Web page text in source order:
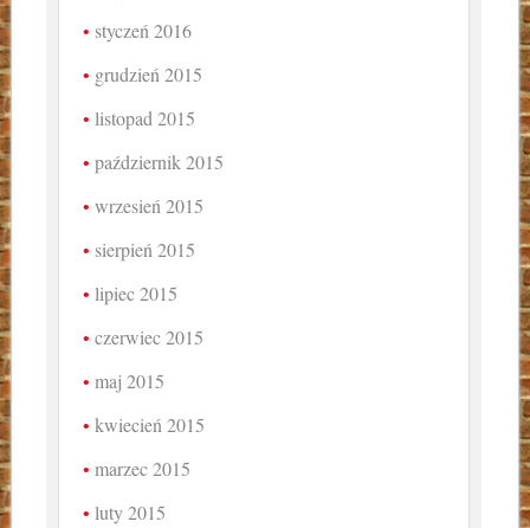
styczeń 2016
grudzień 2015
listopad 2015
październik 2015
wrzesień 2015
sierpień 2015
lipiec 2015
czerwiec 2015
maj 2015
kwiecień 2015
marzec 2015
luty 2015